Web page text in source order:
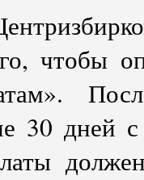
чтобы
30 дней